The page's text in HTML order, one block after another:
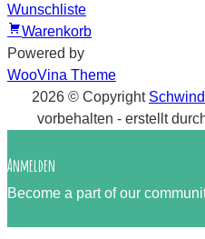
Wunschliste
Warenkorb
Powered by
WooVina Theme
2026 © Copyright
vorbehalten - erstellt
Anmelden
Become a part of our